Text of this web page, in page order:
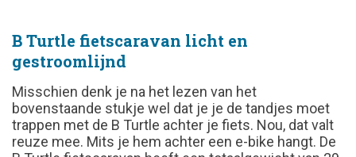
B Turtle fietscaravan licht en
gestroomlijnd
Misschien denk je na het lezen van het
bovenstaande stukje wel dat je je de tandjes moet
trappen met de B Turtle achter je fiets. Nou, dat valt
reuze mee. Mits je hem achter een e-bike hangt. De